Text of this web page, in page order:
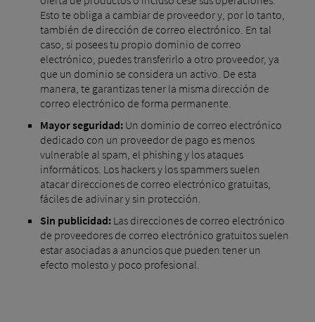
Esto te obliga a cambiar de proveedor y, por lo tanto,
también de dirección de correo electrónico. En tal
caso, si posees tu propio dominio de correo
electrónico, puedes transferirlo a otro proveedor, ya
que un dominio se considera un activo. De esta
manera, te garantizas tener la misma dirección de
correo electrónico de forma permanente.
Mayor seguridad:Un dominio de correo electrónico
dedicado con un proveedor de pago es menos
vulnerable al spam, el phishing y los ataques
informáticos. Los hackers y los spammers suelen
atacar direcciones de correo electrónico gratuitas,
fáciles de adivinar y sin protección.
Sin publicidad:Las direcciones de correo electrónico
de proveedores de correo electrónico gratuitos suelen
estar asociadas a anuncios que pueden tener un
efecto molesto y poco profesional.